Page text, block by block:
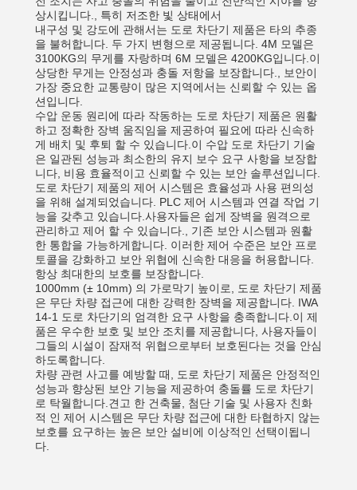
상시킵니다., 특히 저조한 빛 상태에서
내구성 및 강도에 관해서는 도로 차단기 제품은 타의 추종
을 불허합니다. 두 가지 변형으로 제공됩니다. 4M 모델은
3100KG의 무게를 자랑하며 6M 모델은 4200KG입니다.이
상당한 무게는 안정성과 충돌 저항을 보장합니다., 보안이
가장 중요한 교통량이 많은 지역에서는 신뢰할 수 있는 옵
션입니다.
수압 운동 원리에 따라 작동하는 도로 차단기 제품은 원활
하고 정확한 장벽 움직임을 제공하여 필요에 따라 신속하
게 배치 및 후퇴 할 수 있습니다.이 수압 도로 차단기 기술
은 일관된 성능과 최소한의 유지 보수 요구 사항을 보장합
니다, 비용 효율적이고 신뢰할 수 있는 보안 솔루션입니다.
도로 차단기 제품의 제어 시스템은 효율성과 사용 편의성
을 위해 설계되었습니다. PLC 제어 시스템과 연결 작업 기
능을 갖추고 있습니다.사용자들은 쉽게 장벽을 원격으로
관리하고 제어 할 수 있습니다., 기존 보안 시스템과 원활
한 통합을 가능하게합니다. 이러한 제어 수준은 보안 프로
토콜을 강화하고 보안 위협에 신속한 대응을 허용합니다.
항상 최대한의 보호를 보장합니다.
1000mm (± 10mm) 의 가로막기 높이로, 도로 차단기 제품
은 무단 차량 접근에 대한 강력한 장벽을 제공합니다. IWA
14-1 도로 차단기의 엄격한 요구 사항을 충족합니다.이 제
품은 우수한 보호 및 보안 조치를 제공합니다, 사용자들이
그들의 시설이 잠재적 위협으로부터 보호된다는 것을 안심
하도록합니다.
차량 관련 사고를 예방할 때, 도로 차단기 제품은 안정적인
성능과 향상된 보안 기능을 제공하여 충돌률 도로 차단기
로 탁월합니다.견고 한 건축물, 첨단 기술 및 사용자 친화
적 인 제어 시스템은 무단 차량 접근에 대한 타협하지 않는
보호를 요구하는 높은 보안 설비에 이상적인 선택이됩니
다.